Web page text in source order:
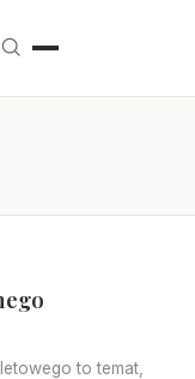
to temat,